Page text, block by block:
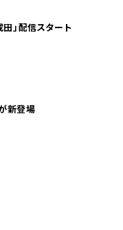
」配信スタート
ーズが新登場